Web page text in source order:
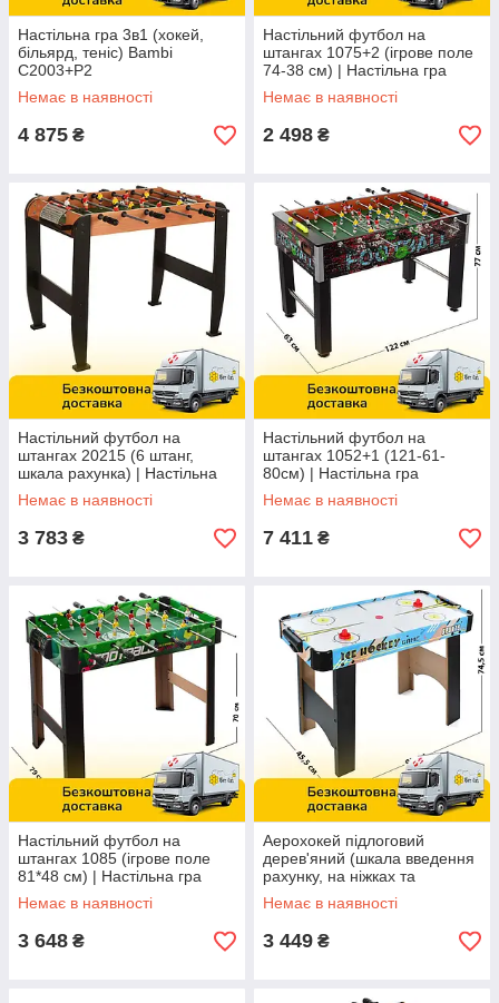
Настільна гра 3в1 (хокей,
більярд, теніс) Bambi
C2003+P2
Немає в наявності
4 875 ₴
Настільний футбол на
штангах 1075+2 (ігрове поле
74-38 см) | Настільна гра
Немає в наявності
2 498 ₴
Настільний футбол на
штангах 20215 (6 штанг,
шкала рахунка) | Настільна
гра
Немає в наявності
3 783 ₴
Настільний футбол на
штангах 1052+1 (121-61-
80см) | Настільна гра
Немає в наявності
7 411 ₴
Настільний футбол на
штангах 1085 (ігрове поле
81*48 см) | Настільна гра
Немає в наявності
3 648 ₴
Аерохокей підлоговий
дерев'яний (шкала введення
рахунку, на ніжках та
батарейках) 2511
Немає в наявності
3 449 ₴